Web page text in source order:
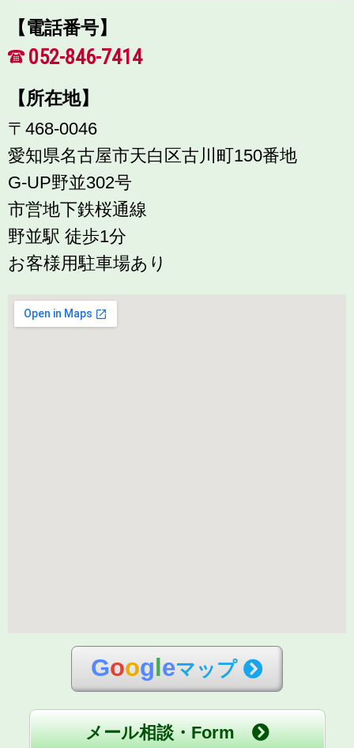
【電話番号】
052-846-7414
【所在地】
〒468-0046
愛知県名古屋市天白区古川町150番地
G-UP野並302号
市営地下鉄桜通線
野並駅 徒歩1分
お客様用駐車場あり
Googleマップ
メール相談・Form